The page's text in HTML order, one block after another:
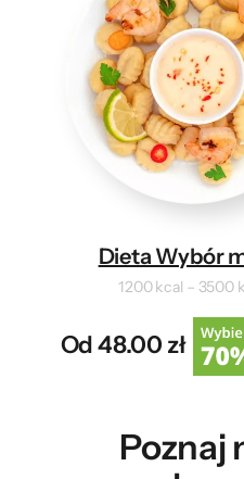
Dieta Wybór
1200 kcal – 3500
Od 48.00 zł
Poznaj